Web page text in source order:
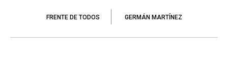
FRENTE DE TODOS GERMÁN MARTÍNEZ